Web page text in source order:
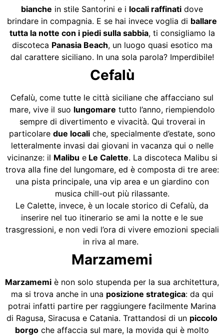
bianche in stile Santorini e i locali raffinati dove
brindare in compagnia. E se hai invece voglia di ballare
tutta la notte con i piedi sulla sabbia, ti consigliamo la
discoteca Panasia Beach, un luogo quasi esotico ma
dal carattere siciliano. In una sola parola? Imperdibile!
Cefalù
Cefalù, come tutte le città siciliane che affacciano sul
mare, vive il suo lungomare tutto l’anno, riempiendolo
sempre di divertimento e vivacità. Qui troverai in
particolare due localiche, specialmente d’estate, sono
letteralmente invasi dai giovani in vacanza qui o nelle
vicinanze: il Malibu eLe Calette. La discoteca Malibu si
trova alla fine del lungomare, ed è composta di tre aree:
una pista principale, una vip area e un giardino con
musica chill-out più rilassante.
Le Calette, invece, è un locale storico di Cefalù, da
inserire nel tuo itinerario se ami la notte e le sue
trasgressioni, e non vedi l’ora di vivere emozioni speciali
in riva al mare.
Marzamemi
Marzamemi è non solo stupenda per la sua architettura,
ma si trova anche in una posizione strategica: da qui
potrai infatti partire per raggiungere facilmente Marina
di Ragusa, Siracusa e Catania. Trattandosi di un piccolo
borgo che affaccia sul mare, la movida qui è molto